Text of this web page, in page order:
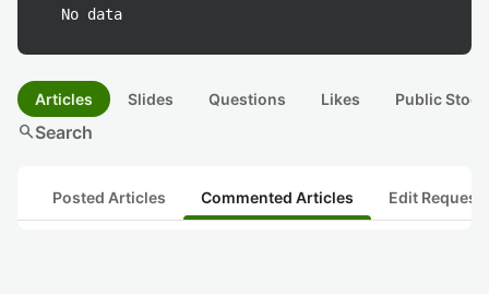
No data
Articles Slides Questions Likes Public
searchSearch
Posted Articles Commented Articles Edit